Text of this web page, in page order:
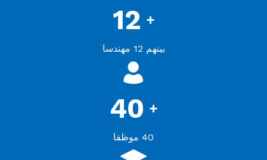
12 +
بينهم 12 مهندسا
40 +
40 موظفا